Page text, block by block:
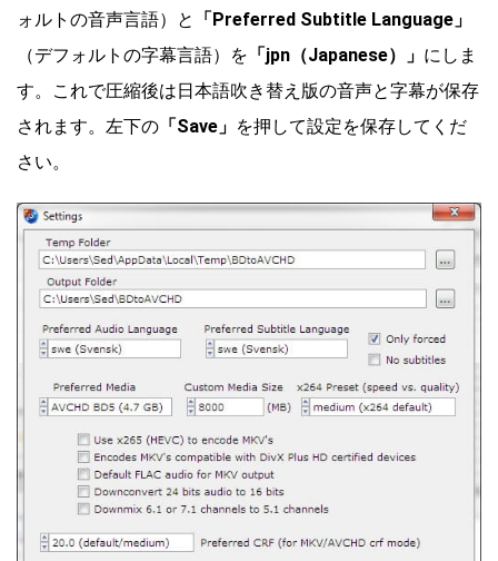
ォルトの音声言語）と
「Preferred Subtitle Language」
（デフォルトの字幕言語）を 「jpn（Japanese）」 にしま
す。これで圧縮後は日本語吹き替え版の音声と字幕が保存
されます。左下の 「Save」 を押して設定を保存してくだ
さい。